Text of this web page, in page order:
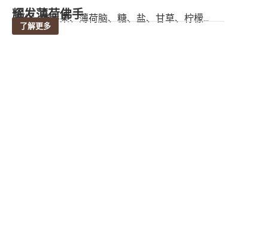
耀发薄荷佛手
成份：佛手果、薄荷脑、糖、盐、甘草、柠檬...
了解更多